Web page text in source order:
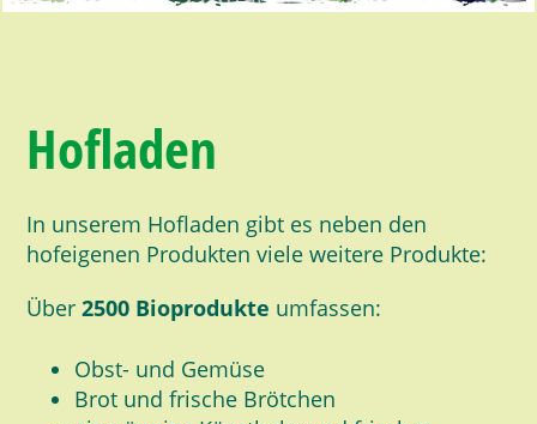
Hofladen
In unserem Hofladen gibt es neben den
hofeigenen Produkten viele weitere Produkte:
Über2500 Bioprodukte umfassen:
Obst- und Gemüse
Brot und frische Brötchen